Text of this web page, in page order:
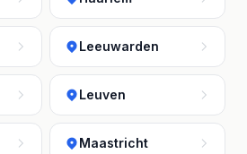
Leeuwarden
Leuven
Maastricht